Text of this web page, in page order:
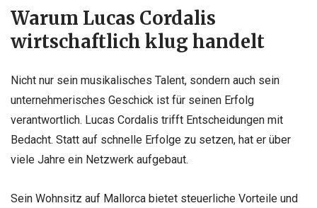
Warum Lucas Cordalis
wirtschaftlich klug handelt
Nicht nur sein musikalisches Talent, sondern auch sein
unternehmerisches Geschick ist für seinen Erfolg
verantwortlich. Lucas Cordalis trifft Entscheidungen mit
Bedacht. Statt auf schnelle Erfolge zu setzen, hat er über
viele Jahre ein Netzwerk aufgebaut.
Sein Wohnsitz auf Mallorca bietet steuerliche Vorteile und